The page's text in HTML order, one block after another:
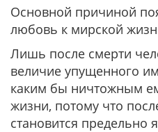
Основной причиной
любовь к мирской
Лишь после смерти
величие упущенного
каким бы ничтожным
жизни, потому что
становится предельно